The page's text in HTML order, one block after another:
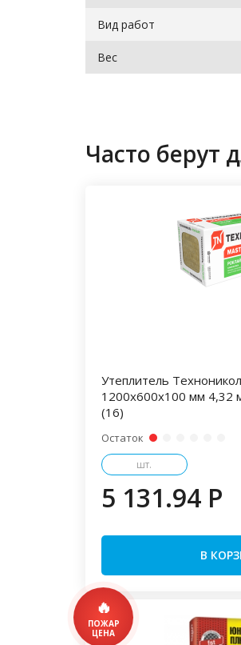
Вид работ
Вес
Часто берут
Утеплитель
1200х600х100 мм 4,32
(16)
Остаток
шт.
5 131.94 P
В